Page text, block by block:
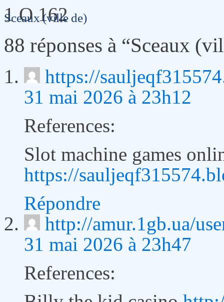
Sceaux (ville de)
1 O 162
88 réponses à “Sceaux
https://
31 mai 2026 à 23h12
References:
Slot machine games
https://
Répondre
http://amur.1gb.ua/
31 mai 2026 à 23h47
References: